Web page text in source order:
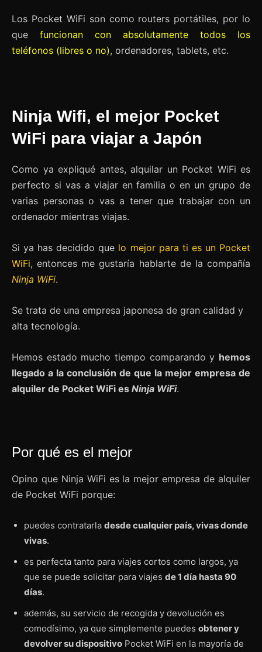
Los Pocket WiFi son como routers portátiles, por lo
que funcionan con absolutamente todos los
teléfonos (libres o no), ordenadores, tablets, etc.
Ninja Wifi, el mejor Pocket
WiFi para viajar a Japón
Como ya expliqué antes, alquilar un Pocket WiFi es
perfecto si vas a viajar en familia o en un grupo de
varias personas o vas a tener que trabajar con un
ordenador mientras viajas.
Si ya has decidido que lo mejor para ti es un Pocket
WiFi, entonces me gustaría hablarte de la compañía
Ninja WiFi.
Se trata de una empresa japonesa de gran calidad y
alta tecnología.
Hemos estado mucho tiempo comparando y hemos
llegado a la conclusión de que la mejor empresa de
alquiler de Pocket WiFi es Ninja WiFi.
Por qué es el mejor
Opino que Ninja WiFi es la mejor empresa de alquiler
de Pocket WiFi porque:
puedes contratarla desde cualquier país, vivas donde
vivas.
es perfecta tanto para viajes cortos como largos, ya
que se puede solicitar para viajes de 1 día hasta 90
días.
además, su servicio de recogida y devolución es
comodísimo, ya que simplemente puedes obtener y
devolver su dispositivo Pocket WiFi en la mayoría de